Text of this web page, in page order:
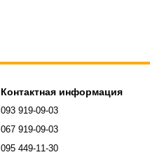
Контактная информация
093 919-09-03
067 919-09-03
095 449-11-30